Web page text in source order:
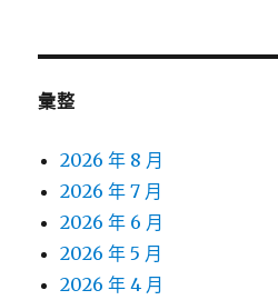
彙整
2026 年 8 月
2026 年 7 月
2026 年 6 月
2026 年 5 月
2026 年 4 月